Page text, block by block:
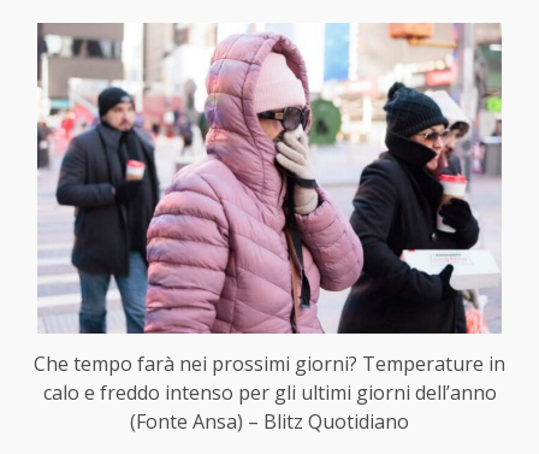
Che tempo farà nei prossimi giorni? Temperature in
calo e freddo intenso per gli ultimi giorni dell’anno
(Fonte Ansa) – Blitz Quotidiano